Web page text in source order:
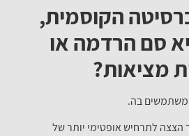
הקוסמית,
סם הרדמה או
מציאות?
משתמשים בה.
לתרחיש אופטימי יותר של